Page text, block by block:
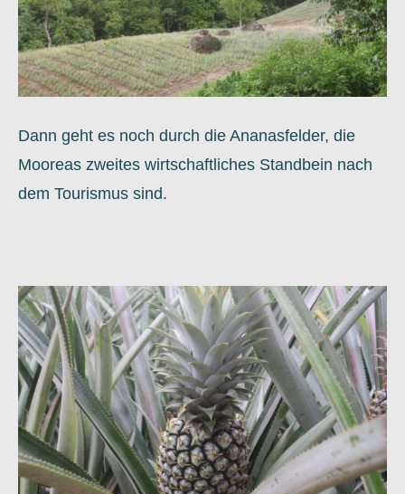
Dann geht es noch durch die Ananasfelder, die
Mooreas zweites wirtschaftliches Standbein nach
dem Tourismus sind.